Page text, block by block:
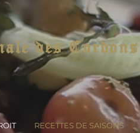
des
RECETTES DE SAISONS